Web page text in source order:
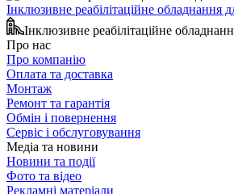
Інклюзивне реабілітаційне обладнання
Інклюзивне реабілітаційне
Про нас
Про компанію
Оплата та доставка
Монтаж
Ремонт та гарантія
Обмін і повернення
Сервіс і обслуговування
Медіа та новини
Новини та події
Фото та відео
Рекламні матеріали